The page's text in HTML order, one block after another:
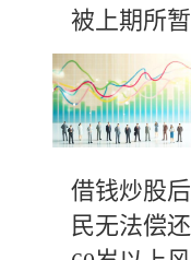
被上期所
借钱炒股
民无法偿